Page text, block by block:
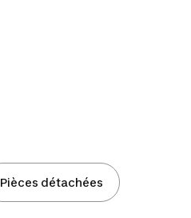
Pièces détachées